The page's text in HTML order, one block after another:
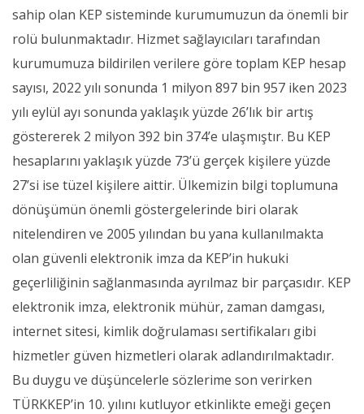
sahip olan KEP sisteminde kurumumuzun da önemli bir
rolü bulunmaktadır. Hizmet sağlayıcıları tarafından
kurumumuza bildirilen verilere göre toplam KEP hesap
sayısı, 2022 yılı sonunda 1 milyon 897 bin 957 iken 2023
yılı eylül ayı sonunda yaklaşık yüzde 26’lık bir artış
göstererek 2 milyon 392 bin 374’e ulaşmıştır. Bu KEP
hesaplarını yaklaşık yüzde 73’ü gerçek kişilere yüzde
27’si ise tüzel kişilere aittir. Ülkemizin bilgi toplumuna
dönüşümün önemli göstergelerinde biri olarak
nitelendiren ve 2005 yılından bu yana kullanılmakta
olan güvenli elektronik imza da KEP’in hukuki
geçerliliğinin sağlanmasında ayrılmaz bir parçasıdır. KEP
elektronik imza, elektronik mühür, zaman damgası,
internet sitesi, kimlik doğrulaması sertifikaları gibi
hizmetler güven hizmetleri olarak adlandırılmaktadır.
Bu duygu ve düşüncelerle sözlerime son verirken
TÜRKKEP’in 10. yılını kutluyor etkinlikte emeği geçen